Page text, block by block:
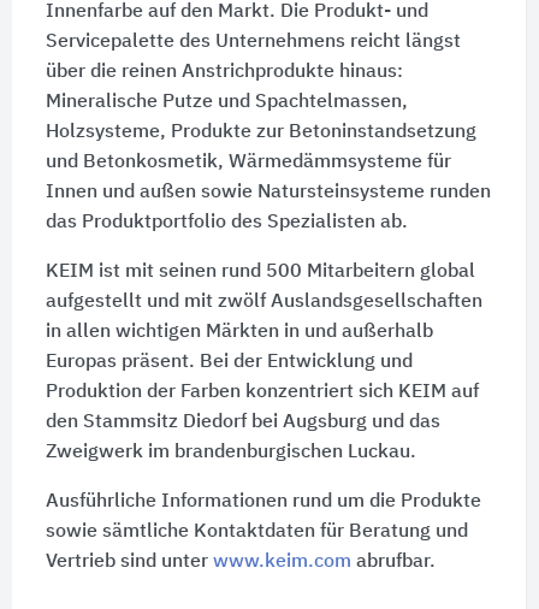
Innenfarbe auf den Markt. Die Produkt- und
Servicepalette des Unternehmens reicht längst
über die reinen Anstrichprodukte hinaus:
Mineralische Putze und Spachtelmassen,
Holzsysteme, Produkte zur Betoninstandsetzung
und Betonkosmetik, Wärmedämmsysteme für
Innen und außen sowie Natursteinsysteme runden
das Produktportfolio des Spezialisten ab.
KEIM ist mit seinen rund 500 Mitarbeitern global
aufgestellt und mit zwölf Auslandsgesellschaften
in allen wichtigen Märkten in und außerhalb
Europas präsent. Bei der Entwicklung und
Produktion der Farben konzentriert sich KEIM auf
den Stammsitz Diedorf bei Augsburg und das
Zweigwerk im brandenburgischen Luckau.
Ausführliche Informationen rund um die Produkte
sowie sämtliche Kontaktdaten für Beratung und
Vertrieb sind unter www.keim.com abrufbar.